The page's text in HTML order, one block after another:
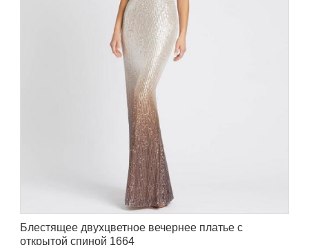
Блестящее двухцветное вечернее платье с
открытой спиной 1664